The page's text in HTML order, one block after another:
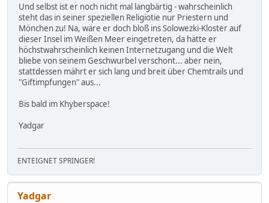
Und selbst ist er noch nicht mal langbärtig - wahrscheinlich
steht das in seiner speziellen Religiotie nur Priestern und
Mönchen zu! Na, wäre er doch bloß ins Solowezki-Kloster auf
dieser Insel im Weißen Meer eingetreten, da hätte er
höchstwahrscheinlich keinen Internetzugang und die Welt
bliebe von seinem Geschwurbel verschont... aber nein,
stattdessen mährt er sich lang und breit über Chemtrails und
"Giftimpfungen" aus...
Bis bald im Khyberspace!
Yadgar
ENTEIGNET SPRINGER!
Yadgar